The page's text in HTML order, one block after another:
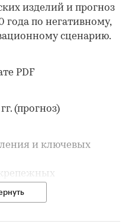
изделий и прогноз
года по негативному,
сценарию.
PDF
(прогноз)
и ключевых
крепежных
производителей